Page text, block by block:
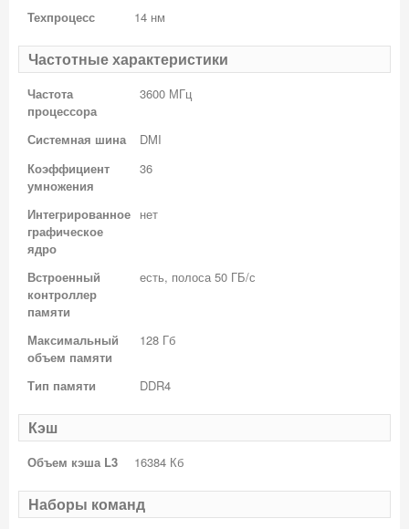
Техпроцесс 14 нм
Частотные характеристики
Частота
процессора
3600 МГц
Системная шина
DMI
Коэффициент
умножения
36
Интегрированное
графическое
ядро
нет
Встроенный
контроллер
памяти
есть, полоса 50 ГБ/с
Максимальный
объем памяти
128 Гб
Тип памяти DDR4
Кэш
Объем кэша L3 16384 Кб
Наборы команд